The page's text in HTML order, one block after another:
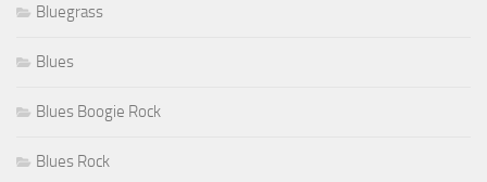
Bluegrass
Blues
Blues Boogie Rock
Blues Rock